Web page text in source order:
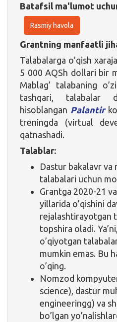
Batafsil ma'lumot
Rasmiy havola
Grantning manfaatli
Talabalarga o’qish
5 000 AQSh dollari bir
Mablag’ talabaning
tashqari, talabalar
hisoblangan Palantir
treningda (virtual
qatnashadi.
Talablar:
Dastur bakalavr va
talabalari uchun
Grantga 2020-21
yillarida o’qishini
rejalashtirayotgan
topshira oladi.
o’qiyotgan
mumkin emas. Bu
o’qing.
Nomzod
science), dastur
engineeringg) va
bo’lgan